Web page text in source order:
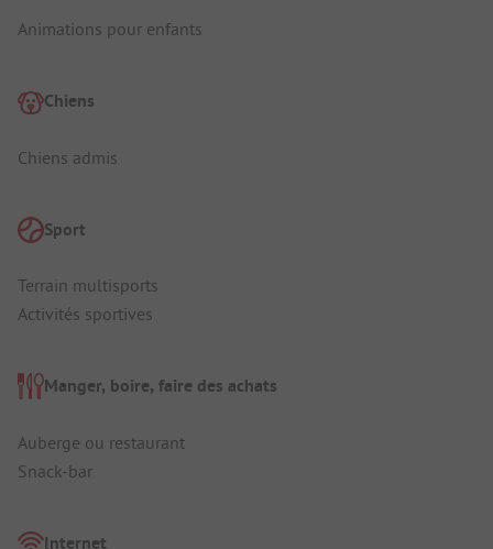
Animations pour enfants
Chiens
Chiens admis
Sport
Terrain multisports
Activités sportives
Manger, boire, faire des achats
Auberge ou restaurant
Snack-bar
Internet